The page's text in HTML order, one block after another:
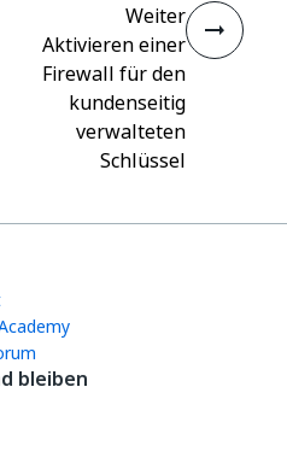
Weiter
Aktivieren einer
Firewall für den
kundenseitig
verwalteten
Schlüssel
bleiben